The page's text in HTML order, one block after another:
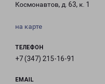
Космонавтов, д. 63, к. 1
на карте
ТЕЛЕФОН
+7 (347) 215-16-91
EMAIL